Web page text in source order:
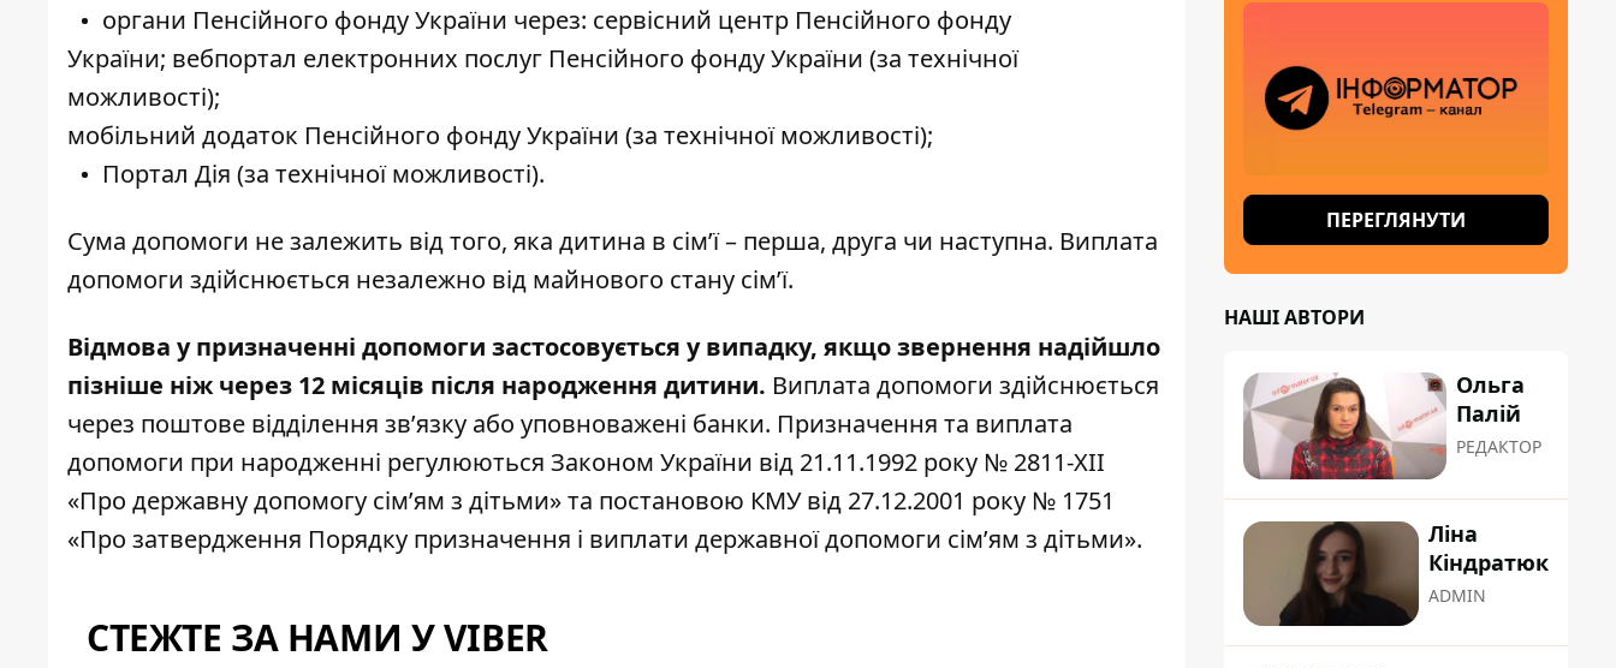
органи Пенсійного фонду України через: сервісний центр Пенсійного фонду
України; вебпортал електронних послуг Пенсійного фонду України (за технічної
можливості);
мобільний додаток Пенсійного фонду України (за технічної можливості);
Портал Дія (за технічної можливості).
Сума допомоги не залежить від того, яка дитина в сім’ї – перша, друга чи наступна. Виплата
допомоги здійснюється незалежно від майнового стану сім’ї.
Відмова у призначенні допомоги застосовується у випадку, якщо звернення надійшло
пізніше ніж через 12 місяців після народження дитини. Виплата допомоги здійснюється
через поштове відділення зв’язку або уповноважені банки. Призначення та виплата
допомоги при народженні регулюються Законом України від 21.11.1992 року № 2811-ХІІ
«Про державну допомогу сім’ям з дітьми» та постановою КМУ від 27.12.2001 року № 1751
«Про затвердження Порядку призначення і виплати державної допомоги сім’ям з дітьми».
СТЕЖТЕ ЗА НАМИ У VIBER
ПЕРЕГЛЯНУТИ
НАШІ АВТОРИ
Ольга
Палій
РЕДАКТОР
Ліна
Кіндратюк
ADMIN